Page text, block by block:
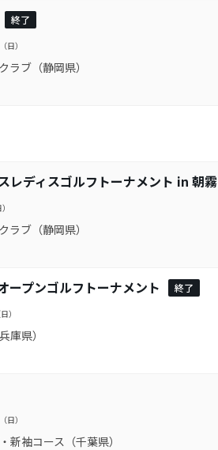
終了
（日）
ラブ（静岡県）
レディスゴルフトーナメント in 朝霧
ラブ（静岡県）
ープンゴルフトーナメント 終了
日）
庫県）
（日）
新袖コース（千葉県）